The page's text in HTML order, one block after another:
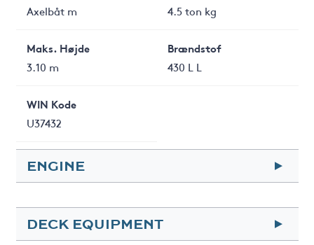
Axelbåt m
4.5 ton kg
Maks. Højde
3.10 m
Brændstof
430 L L
WIN Kode
U37432
ENGINE
Hp
230
Year
2024
DECK EQUIPMENT